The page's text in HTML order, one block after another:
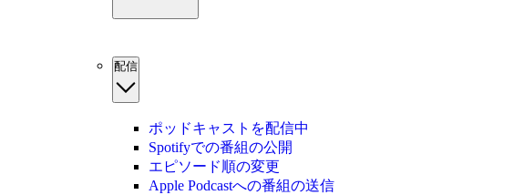
配信
ポッドキャストを配信中
Spotifyでの番組の公開
エピソード順の変更
Apple Podcastへの番組の送信